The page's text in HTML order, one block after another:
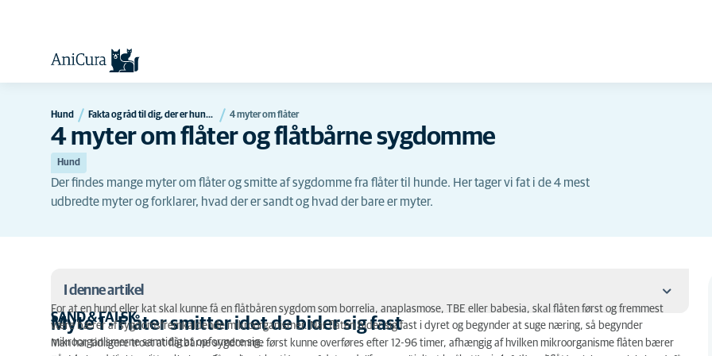
Hund Fakta og råd til dig, der er hundeejer 4 myter om flåter
4 myter om flåter og flåtbårne sygdomme
Hund
Der findes mange myter om flåter og smitte af sygdomme fra flåter til hunde. Her tager vi fat i de 4 mest
udbredte myter og forklarer, hvad der er sandt og hvad der bare er myter.
I denne artikel
Myte 1 - Flåter smitter idet de bider sig fast
Myte 1 - Flåter smitter idet de bider sig fast
SAND & FALSK
For at en hund eller kat skal kunne få en flåtbåren sygdom som borrelia, anaplasmose, TBE eller babesia, skal flåten først og fremmest
være bærer af sygdomsfremkaldende mikroorganismer. Når flåten bider sig fast i dyret og begynder at suge næring, så begynder
mikroorganismerne samtidig at opformere sig.
Man har tidligere troet at flåtbårne sygdomme først kunne overføres efter 12-96 timer, afhængig af hvilken mikroorganisme flåten bærer